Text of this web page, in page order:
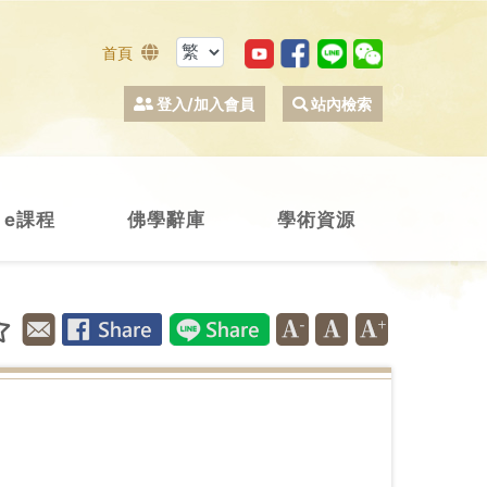
首頁
登入/加入會員 站內檢索
e課程 佛學辭庫 學術資源